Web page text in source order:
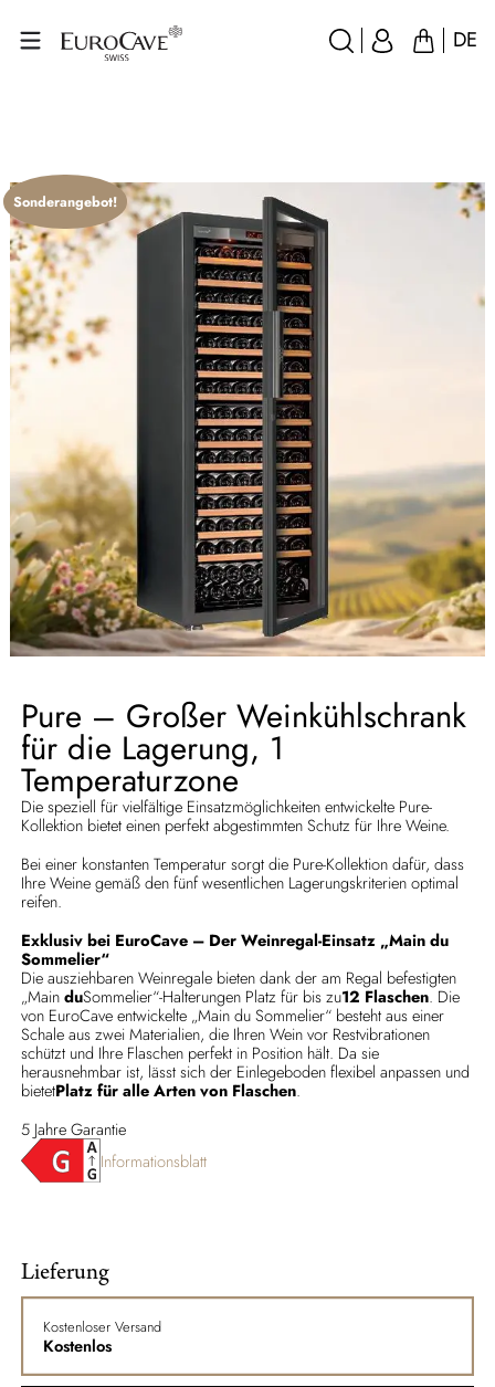
DE
Sonderangebot!
Pure – Großer Weinkühlschrank
für die Lagerung, 1
Temperaturzone
Die speziell für vielfältige Einsatzmöglichkeiten entwickelte Pure-
Kollektion bietet einen perfekt abgestimmten Schutz für Ihre Weine.
Bei einer konstanten Temperatur sorgt die Pure-Kollektion dafür, dass
Ihre Weine gemäß den fünf wesentlichen Lagerungskriterien optimal
reifen.
Exklusiv bei EuroCave – Der Weinregal-Einsatz „Main du
Sommelier“
Die ausziehbaren Weinregale bieten dank der am Regal befestigten
„MainduSommelier“-Halterungen Platz für bis zu12 Flaschen. Die
von EuroCave entwickelte „Main du Sommelier“ besteht aus einer
Schale aus zwei Materialien, die Ihren Wein vor Restvibrationen
schützt und Ihre Flaschen perfekt in Position hält. Da sie
herausnehmbar ist, lässt sich der Einlegeboden flexibel anpassen und
bietetPlatz für alle Arten von Flaschen.
5 Jahre Garantie
Informationsblatt
Lieferung
Kostenloser Versand
Kostenlos